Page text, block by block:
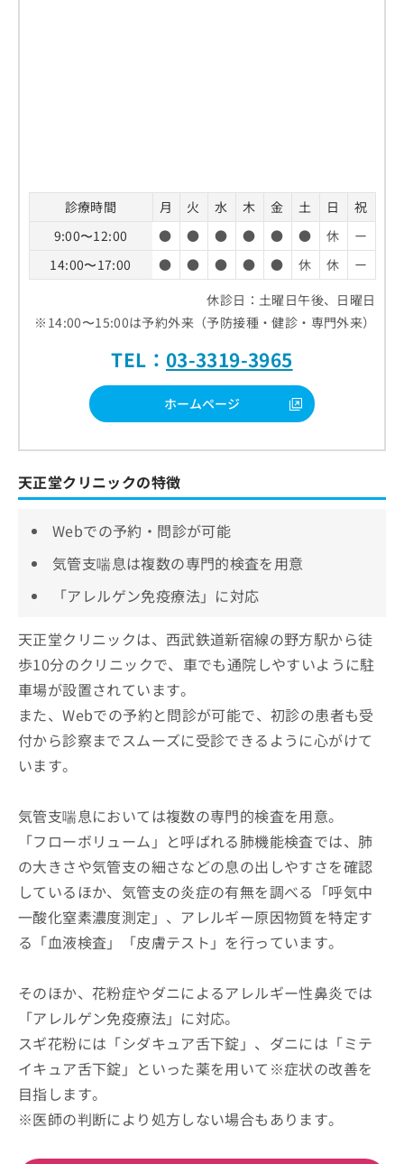
診療時間 月 火 水 木 金 土 日
祝
9:00〜12:00
● ● ● ● ● ● 休
ー
14:00〜17:00
● ● ● ● ● 休 休
ー
休診日：土曜日午後、日曜日
※14:00〜15:00は予約外来（予防接種・健診・専門外来）
TEL： 03-3319-3965
ホームページ
天正堂クリニックの特徴
Webでの予約・問診が可能
気管支喘息は複数の専門的検査を用意
「アレルゲン免疫療法」に対応
天正堂クリニックは、西武鉄道新宿線の野方駅から徒
歩10分のクリニックで、車でも通院しやすいように駐
車場が設置されています。
また、Webでの予約と問診が可能で、初診の患者も受
付から診察までスムーズに受診できるように心がけて
います。
気管支喘息においては複数の専門的検査を用意。
「フローボリューム」と呼ばれる肺機能検査では、肺
の大きさや気管支の細さなどの息の出しやすさを確認
しているほか、気管支の炎症の有無を調べる「呼気中
一酸化窒素濃度測定」、アレルギー原因物質を特定す
る「血液検査」「皮膚テスト」を行っています。
そのほか、花粉症やダニによるアレルギー性鼻炎では
「アレルゲン免疫療法」に対応。
スギ花粉には「シダキュア舌下錠」、ダニには「ミテ
イキュア舌下錠」といった薬を用いて※症状の改善を
目指します。
※医師の判断により処方しない場合もあります。